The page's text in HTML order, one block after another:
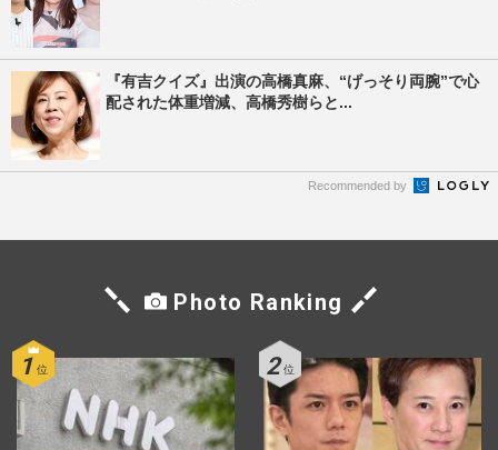
『有吉クイズ』出演の高橋真麻、“げっそり両腕”で心
配された体重増減、高橋秀樹らと...
Recommended by
Photo Ranking